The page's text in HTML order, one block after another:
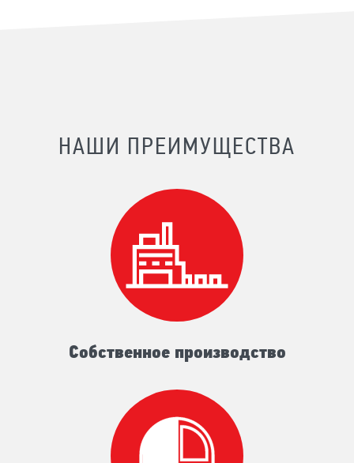
НАШИ ПРЕИМУЩЕСТВА
Собственное производство